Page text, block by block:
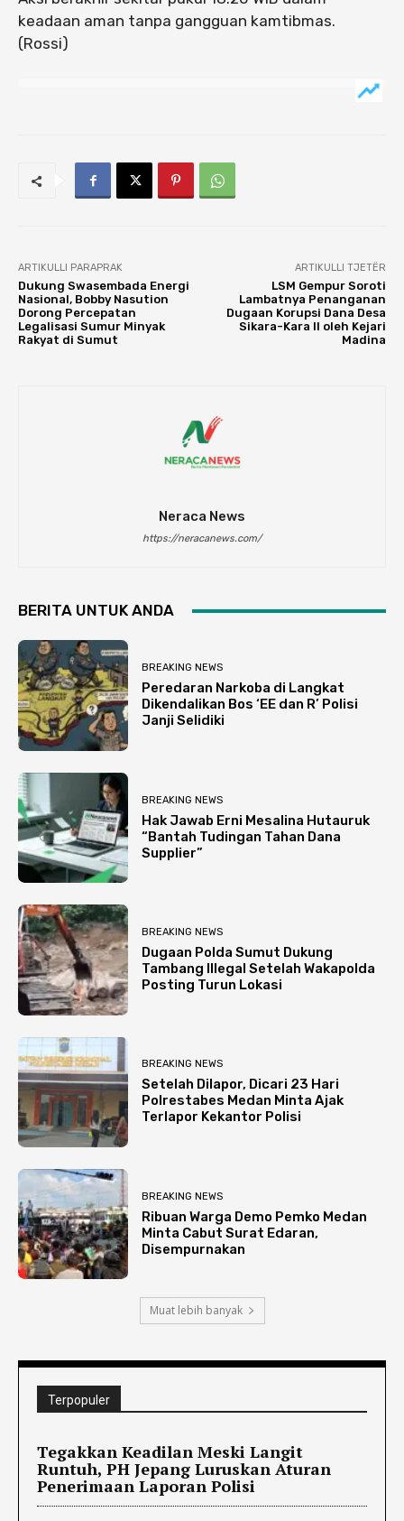
keadaan aman tanpa gangguan kamtibmas.
(Rossi)
ARTIKULLI PARAPRAK
Dukung Swasembada Energi
Nasional, Bobby Nasution
Dorong Percepatan
Legalisasi Sumur Minyak
Rakyat di Sumut
ARTIKULLI TJETËR
LSM Gempur Soroti
Lambatnya Penanganan
Dugaan Korupsi Dana Desa
Sikara-Kara II oleh Kejari
Madina
Neraca News
https://neracanews.com/
BERITA UNTUK ANDA
BREAKING NEWS
Peredaran Narkoba di Langkat
Dikendalikan Bos ‘EE dan R’ Polisi
Janji Selidiki
BREAKING NEWS
Hak Jawab Erni Mesalina Hutauruk
“Bantah Tudingan Tahan Dana
Supplier”
BREAKING NEWS
Dugaan Polda Sumut Dukung
Tambang Illegal Setelah Wakapolda
Posting Turun Lokasi
BREAKING NEWS
Setelah Dilapor, Dicari 23 Hari
Polrestabes Medan Minta Ajak
Terlapor Kekantor Polisi
BREAKING NEWS
Ribuan Warga Demo Pemko Medan
Minta Cabut Surat Edaran,
Disempurnakan
Muat lebih banyak
Terpopuler
Tegakkan Keadilan Meski Langit
Runtuh, PH Jepang Luruskan Aturan
Penerimaan Laporan Polisi